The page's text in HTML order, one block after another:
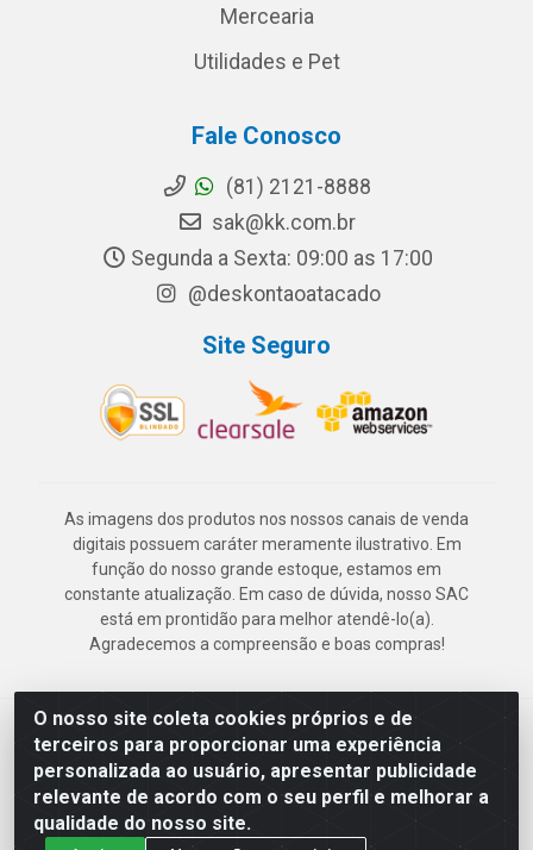
O nosso site coleta cookies próprios e de
terceiros para proporcionar uma experiência
personalizada ao usuário, apresentar publicidade
relevante de acordo com o seu perfil e melhorar a
qualidade do nosso site.
Mercearia
Utilidades e Pet
Fale Conosco
(81) 2121-8888
sak@kk.com.br
Segunda a Sexta: 09:00 as 17:00
@deskontaoatacado
Site Seguro
As imagens dos produtos nos nossos canais de venda
digitais possuem caráter meramente ilustrativo. Em
função do nosso grande estoque, estamos em
constante atualização. Em caso de dúvida, nosso SAC
está em prontidão para melhor atendê-lo(a).
Agradecemos a compreensão e boas compras!
Deskontão Atacado - Av. Marechal Mascarenhas de Morais, 2471 -
Imbiribeira - Recife/PE - CEP 51.150-001 - CNPJ 24.150.377/0003-
57